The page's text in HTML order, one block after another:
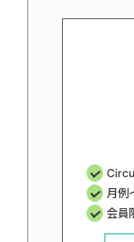
月例
会員